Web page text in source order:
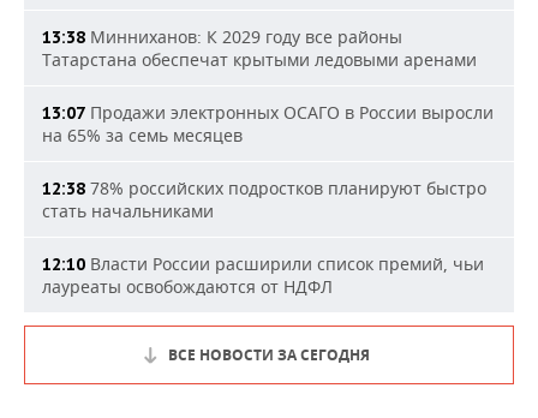
13:38 Минниханов: К 2029 году все районы
Татарстана обеспечат крытыми ледовыми аренами
13:07 Продажи электронных ОСАГО в России выросли
на 65% за семь месяцев
12:38 78% российских подростков планируют быстро
стать начальниками
12:10 Власти России расширили список премий, чьи
лауреаты освобождаются от НДФЛ
ВСЕ НОВОСТИ ЗА СЕГОДНЯ